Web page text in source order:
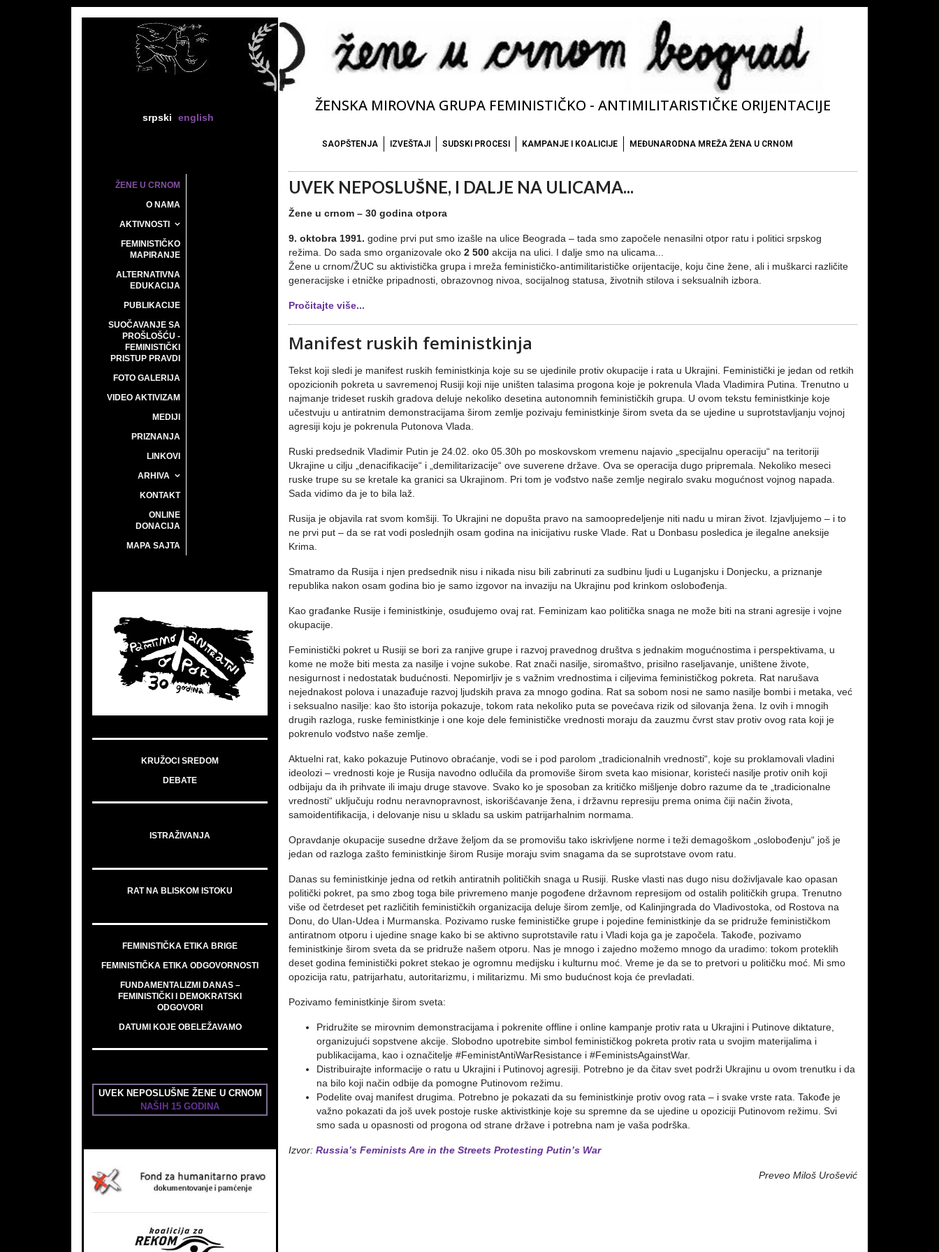
srpski english
ŽENSKA MIROVNA GRUPA FEMINISTIČKO - ANTIMILITARISTIČKE ORIJENTACIJE
SAOPŠTENJA IZVEŠTAJI SUDSKI PROCESI KAMPANJE I KOALICIJE MEĐUNARODNA MREŽA ŽENA U CRNOM
ŽENE U CRNOM
O NAMA
AKTIVNOSTI
FEMINISTIČKO
MAPIRANJE
ALTERNATIVNA
EDUKACIJA
PUBLIKACIJE
SUOČAVANJE SA
PROŠLOŠĆU -
FEMINISTIČKI
PRISTUP PRAVDI
FOTO GALERIJA
VIDEO AKTIVIZAM
MEDIJI
PRIZNANJA
LINKOVI
ARHIVA
KONTAKT
ONLINE
DONACIJA
MAPA SAJTA
KRUŽOCI SREDOM
DEBATE
ISTRAŽIVANJA
RAT NA BLISKOM ISTOKU
FEMINISTIČKA ETIKA BRIGE
FEMINISTIČKA ETIKA ODGOVORNOSTI
FUNDAMENTALIZMI DANAS –
FEMINISTIČKI I DEMOKRATSKI
ODGOVORI
DATUMI KOJE OBELEŽAVAMO
UVEK NEPOSLUŠNE ŽENE U CRNOM
NAŠIH 15 GODINA
UVEK NEPOSLUŠNE, I DALJE NA ULICAMA...
Žene u crnom – 30 godina otpora
9. oktobra 1991. godine prvi put smo izašle na ulice Beograda – tada smo započele nenasilni otpor ratu i politici srpskog
režima. Do sada smo organizovale oko2 500 akcija na ulici. I dalje smo na ulicama...
Žene u crnom/ŽUC su aktivistička grupa i mreža feminističko-antimilitarističke orijentacije, koju čine žene, ali i muškarci različite
generacijske i etničke pripadnosti, obrazovnog nivoa, socijalnog statusa, životnih stilova i seksualnih izbora.
Pročitajte više...
Manifest ruskih feministkinja
Tekst koji sledi je manifest ruskih feministkinja koje su se ujedinile protiv okupacije i rata u Ukrajini. Feministički je jedan od retkih
opozicionih pokreta u savremenoj Rusiji koji nije uništen talasima progona koje je pokrenula Vlada Vladimira Putina. Trenutno u
najmanje trideset ruskih gradova deluje nekoliko desetina autonomnih feminističkih grupa. U ovom tekstu feministkinje koje
učestvuju u antiratnim demonstracijama širom zemlje pozivaju feministkinje širom sveta da se ujedine u suprotstavljanju vojnoj
agresiji koju je pokrenula Putonova Vlada.
Ruski predsednik Vladimir Putin je 24.02. oko 05.30h po moskovskom vremenu najavio „specijalnu operaciju“ na teritoriji
Ukrajine u cilju „denacifikacije“ i „demilitarizacije“ ove suverene države. Ova se operacija dugo pripremala. Nekoliko meseci
ruske trupe su se kretale ka granici sa Ukrajinom. Pri tom je vođstvo naše zemlje negiralo svaku mogućnost vojnog napada.
Sada vidimo da je to bila laž.
Rusija je objavila rat svom komšiji. To Ukrajini ne dopušta pravo na samoopredeljenje niti nadu u miran život. Izjavljujemo – i to
ne prvi put – da se rat vodi poslednjih osam godina na inicijativu ruske Vlade. Rat u Donbasu posledica je ilegalne aneksije
Krima.
Smatramo da Rusija i njen predsednik nisu i nikada nisu bili zabrinuti za sudbinu ljudi u Luganjsku i Donjecku, a priznanje
republika nakon osam godina bio je samo izgovor na invaziju na Ukrajinu pod krinkom oslobođenja.
Kao građanke Rusije i feministkinje, osuđujemo ovaj rat. Feminizam kao politička snaga ne može biti na strani agresije i vojne
okupacije.
Feministički pokret u Rusiji se bori za ranjive grupe i razvoj pravednog društva s jednakim mogućnostima i perspektivama, u
kome ne može biti mesta za nasilje i vojne sukobe. Rat znači nasilje, siromaštvo, prisilno raseljavanje, uništene živote,
nesigurnost i nedostatak budućnosti. Nepomirljiv je s važnim vrednostima i ciljevima feminističkog pokreta. Rat narušava
nejednakost polova i unazađuje razvoj ljudskih prava za mnogo godina. Rat sa sobom nosi ne samo nasilje bombi i metaka, već
i seksualno nasilje: kao što istorija pokazuje, tokom rata nekoliko puta se povećava rizik od silovanja žena. Iz ovih i mnogih
drugih razloga, ruske feministkinje i one koje dele feminističke vrednosti moraju da zauzmu čvrst stav protiv ovog rata koji je
pokrenulo vođstvo naše zemlje.
Aktuelni rat, kako pokazuje Putinovo obraćanje, vodi se i pod parolom „tradicionalnih vrednosti“, koje su proklamovali vladini
ideolozi – vrednosti koje je Rusija navodno odlučila da promoviše širom sveta kao misionar, koristeći nasilje protiv onih koji
odbijaju da ih prihvate ili imaju druge stavove. Svako ko je sposoban za kritičko mišljenje dobro razume da te „tradicionalne
vrednosti“ uključuju rodnu neravnopravnost, iskorišćavanje žena, i državnu represiju prema onima čiji način života,
samoidentifikacija, i delovanje nisu u skladu sa uskim patrijarhalnim normama.
Opravdanje okupacije susedne države željom da se promovišu tako iskrivljene norme i teži demagoškom „oslobođenju“ još je
jedan od razloga zašto feministkinje širom Rusije moraju svim snagama da se suprotstave ovom ratu.
Danas su feministkinje jedna od retkih antiratnih političkih snaga u Rusiji. Ruske vlasti nas dugo nisu doživljavale kao opasan
politički pokret, pa smo zbog toga bile privremeno manje pogođene državnom represijom od ostalih političkih grupa. Trenutno
više od četrdeset pet različitih feminističkih organizacija deluje širom zemlje, od Kalinjingrada do Vladivostoka, od Rostova na
Donu, do Ulan-Udea i Murmanska. Pozivamo ruske feminističke grupe i pojedine feministkinje da se pridruže feminističkom
antiratnom otporu i ujedine snage kako bi se aktivno suprotstavile ratu i Vladi koja ga je započela. Takođe, pozivamo
feministkinje širom sveta da se pridruže našem otporu. Nas je mnogo i zajedno možemo mnogo da uradimo: tokom proteklih
deset godina feministički pokret stekao je ogromnu medijsku i kulturnu moć. Vreme je da se to pretvori u političku moć. Mi smo
opozicija ratu, patrijarhatu, autoritarizmu, i militarizmu. Mi smo budućnost koja će prevladati.
Pozivamo feministkinje širom sveta:
Pridružite se mirovnim demonstracijama i pokrenite offline i online kampanje protiv rata u Ukrajini i Putinove diktature,
organizujući sopstvene akcije. Slobodno upotrebite simbol feminističkog pokreta protiv rata u svojim materijalima i
publikacijama, kao i označitelje #FeministAntiWarResistance i #FeministsAgainstWar.
Distribuirajte informacije o ratu u Ukrajini i Putinovoj agresiji. Potrebno je da čitav svet podrži Ukrajinu u ovom trenutku i da
na bilo koji način odbije da pomogne Putinovom režimu.
Podelite ovaj manifest drugima. Potrebno je pokazati da su feministkinje protiv ovog rata – i svake vrste rata. Takođe je
važno pokazati da još uvek postoje ruske aktivistkinje koje su spremne da se ujedine u opoziciji Putinovom režimu. Svi
smo sada u opasnosti od progona od strane države i potrebna nam je vaša podrška.
Izvor:Russia’s Feminists Are in the Streets Protesting Putin’s War
Preveo Miloš Urošević